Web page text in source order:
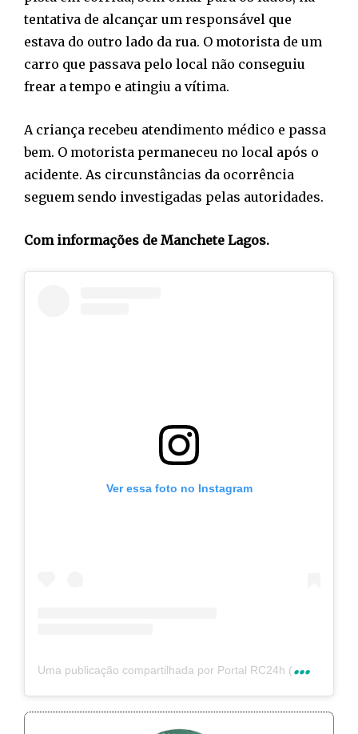
tentativa de alcançar um responsável que
estava do outro lado da rua. O motorista de um
carro que passava pelo local não conseguiu
frear a tempo e atingiu a vítima.
A criança recebeu atendimento médico e passa
bem. O motorista permaneceu no local após o
acidente. As circunstâncias da ocorrência
seguem sendo investigadas pelas autoridades.
Com informações de Manchete Lagos.
Ver essa foto no Instagram
U
ma publicação compartilhada por Portal RC24h (@rc24hnoticias)